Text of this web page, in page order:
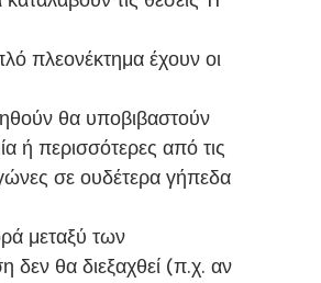
πλεονέκτημα έχουν οι
θα υποβιβαστούν
ή περισσότερες από τις
σε ουδέτερα γήπεδα
μεταξύ των
δεν θα διεξαχθεί (π.χ. αν